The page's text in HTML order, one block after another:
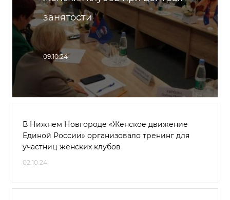
занятости
09.10.24
В Нижнем Новгороде «Женское движение
Единой России» организовало тренинг для
участниц женских клубов
02.10.24